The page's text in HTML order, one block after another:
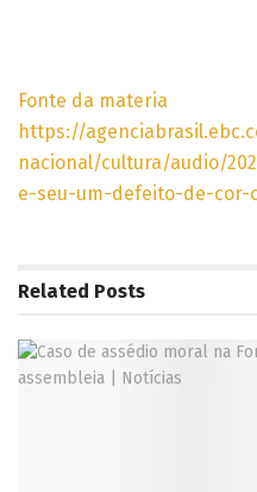
Fonte da materia
https://
nacional/cultura/audio/
e-seu-um-defeito-de-cor-
Related Posts